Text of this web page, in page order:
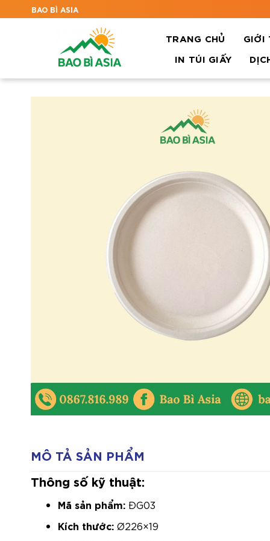
BAO BÌ ASIA
TRANG CHỦ GIỚI
IN TÚI GIẤY
MÔ TẢ SẢN PHẨM
Thông số kỹ thuật:
Mã sản phẩm: ĐG03
Kích thước: Ø226×19